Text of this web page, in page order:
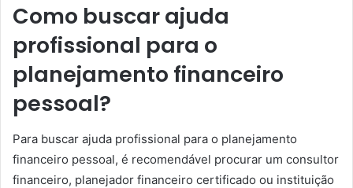
Como buscar ajuda
profissional para o
planejamento financeiro
pessoal?
Para buscar ajuda profissional para o planejamento
financeiro pessoal, é recomendável procurar um consultor
financeiro, planejador financeiro certificado ou instituição